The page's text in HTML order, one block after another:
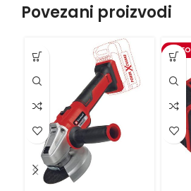
Povezani proizvodi
VIDEO